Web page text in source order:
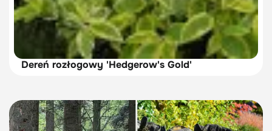
Dereń rozłogowy 'Hedgerow's Gold'